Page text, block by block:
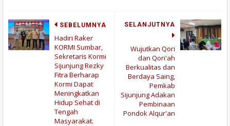
SELANJUTNYA
Wujutkan Qori
dan Qori'ah
Berkualitas dan
Berdaya Saing,
Pemkab
Sijunjung Adakan
Pembinaan
Pondok Alqur'an
SEBELUMNYA
Hadiri Raker
KORMI Sumbar,
Sekretaris Kormi
Sijunjung Rezky
Fitra Berharap
Kormi Dapat
Meningkatkan
Hidup Sehat di
Tengah
Masyarakat.